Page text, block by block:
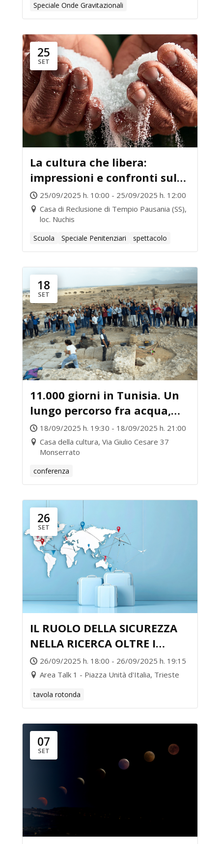
Speciale Onde Gravitazionali
25
SET
La cultura che libera:
impressioni e confronti sul
progetto LiberArte – Il Teatro
come “strumento”
transizionale
25/09/2025 h. 10:00 - 25/09/2025 h. 12:00
Casa di Reclusione di Tempio Pausania (SS),
loc. Nuchis
Scuola Speciale Penitenziari spettacolo
18
SET
11.000 giorni in Tunisia. Un
lungo percorso fra acqua,
terra e storia
18/09/2025 h. 19:30 - 18/09/2025 h. 21:00
Casa della cultura, Via Giulio Cesare 37
Monserrato
conferenza
26
SET
IL RUOLO DELLA SICUREZZA
NELLA RICERCA OLTRE I
CONFINI
26/09/2025 h. 18:00 - 26/09/2025 h. 19:15
Area Talk 1 - Piazza Unità d'Italia, Trieste
tavola rotonda
07
SET